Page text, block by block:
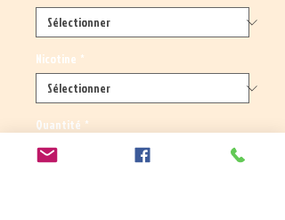
Nicotine *
Quantité *